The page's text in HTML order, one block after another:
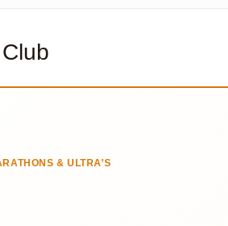
& ULTRA’S